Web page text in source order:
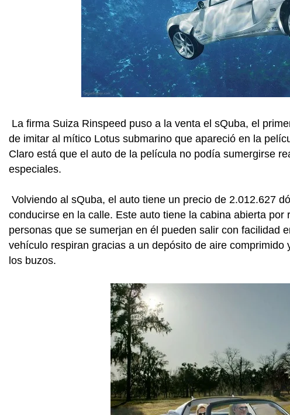
La firma Suiza Rinspeed puso a la venta el sQuba, el
de imitar al mítico Lotus submarino que apareció en la
Claro está que el auto de la película no podía sumergirse
especiales.
Volviendo al sQuba, el auto tiene un precio de 2.012.627
conducirse en la calle. Este auto tiene la cabina abierta
personas que se sumerjan en él pueden salir con facilidad
vehículo respiran gracias a un depósito de aire
los buzos.